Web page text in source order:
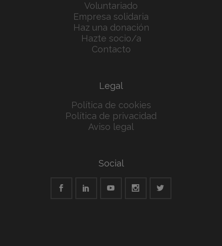
Voluntariado
Empresa solidaria
Haz una donación
Hazte socio/a
Contacto
Legal
Política de cookies
Política de privacidad
Aviso legal
Social